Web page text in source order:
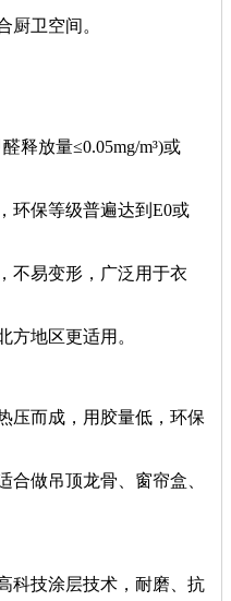
厨卫空间。
释放量≤0.05mg/m³)‌或‌
环保等级普遍达到E0或
不易变形，广泛用于衣
方地区更适用。
压而成，用胶量低，环保
合做吊顶龙骨、窗帘盒、
科技涂层技术，耐磨、抗